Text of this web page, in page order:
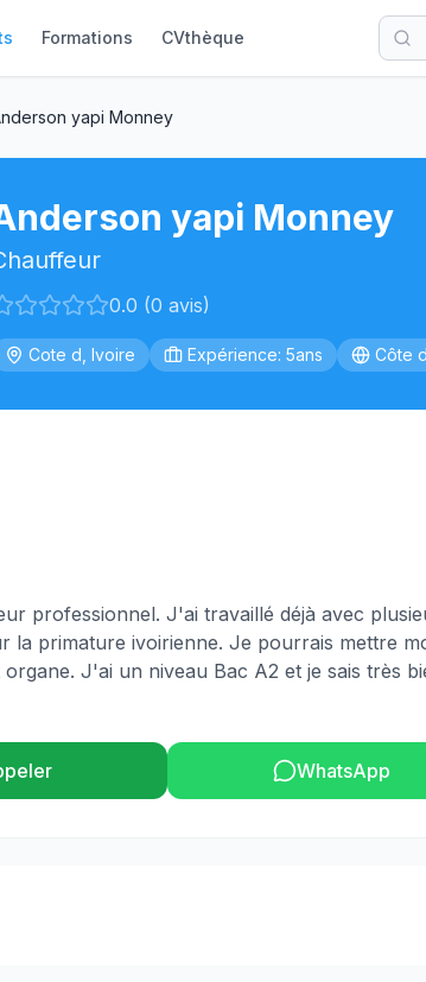
Formations CVthèque
yapi Monney
yapi Monney
0.0 (0 avis)
Cote d, Ivoire Expérience: 5ans Côte
professionnel. J'ai travaillé déjà avec
la primature ivoirienne. Je pourrais mettre
J'ai un niveau Bac A2 et je sais très
WhatsApp